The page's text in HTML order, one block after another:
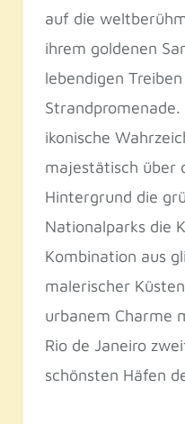
auf die
ihrem goldenen
lebendigen
ikonische
majestätisch über
Hintergrund die
Nationalparks die
Kombination aus
malerischer
urbanem Charme
Rio de Janeiro
schönsten Häfen